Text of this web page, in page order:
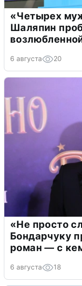
«Четырех
Шаляпин
6 августа 20
«Не просто
Бондарчуку
роман — с
6 августа 18